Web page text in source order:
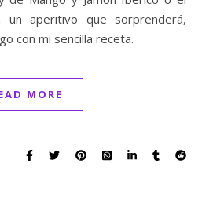
un aperitivo que sorprenderá,
con mi sencilla receta.
MORE